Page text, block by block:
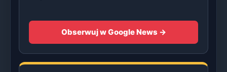
Obserwuj w Google News →